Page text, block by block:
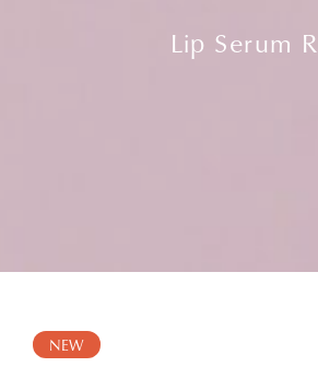
Lip Serum R
NEW